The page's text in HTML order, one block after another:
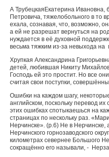
А Трубецкая Екатерина Ивановна,
Петровича, тяжелобольного в то
ехала, сознавая, что, возможно,
а ей не разрешат вернуться на
нуждается в её духовной
весьма тяжким из-за невыхода на
Хрупкая Александрина
детей, любившая Никиту
Господь ей это простит. Но все
считая свои поступки,
Ошибки на каждом шагу,
английском, поскольку перевод
этих ошибках спотыкаешься на
страницах по нескольку раз.
Нерчинске». (р.6) Не в Нерчинске,
Нерчинского горнозаводского
километрах севернее Большого
сокращённо его называли, -